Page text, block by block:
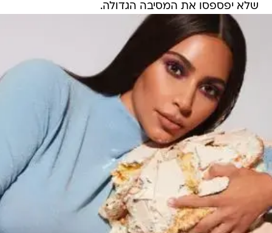
שלא יפספסו את המסיבה הגדולה.